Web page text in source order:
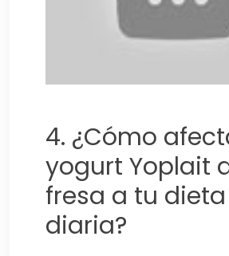
4. ¿Cómo
yogurt Yoplait
fresa a tu dieta
diaria?